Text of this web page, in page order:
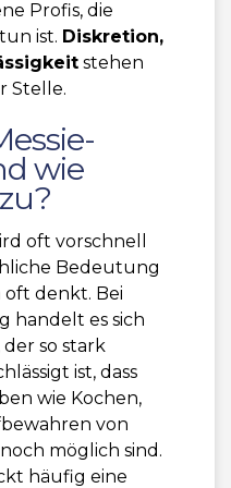
Profis, die
ist. Diskretion,
stehen
Stelle.
wie
oft vorschnell
Bedeutung
oft denkt. Bei
handelt es sich
so stark
ist, dass
wie Kochen,
von
möglich sind.
häufig eine